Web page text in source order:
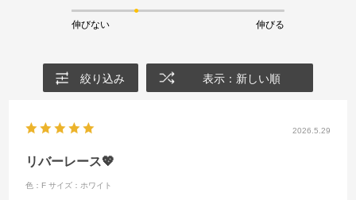
伸びない 伸びる
絞り込み 表示：新しい順
2026.5.29
リバーレース💖
色：F サイズ：ホワイト